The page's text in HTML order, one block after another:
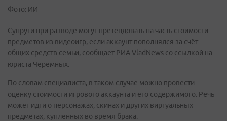
Фото: ИИ
Супруги при разводе могут претендовать на часть стоимости
предметов из видеоигр, если аккаунт пополнялся за счёт
общих средств семьи, сообщает РИА VladNews со ссылкой на
юриста Черемных.
По словам специалиста, в таком случае можно провести
оценку стоимости игрового аккаунта и его содержимого. Речь
может идти о персонажах, скинах и других виртуальных
предметах, купленных во время брака.